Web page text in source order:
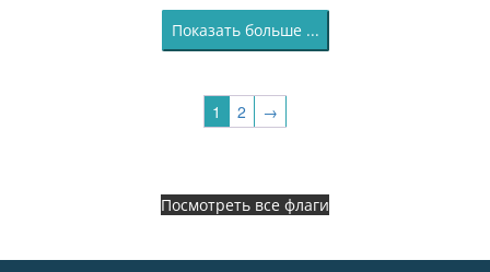
Показать больше ...
1 2 →
Посмотреть все флаги